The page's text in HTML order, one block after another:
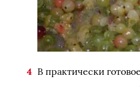
В практически